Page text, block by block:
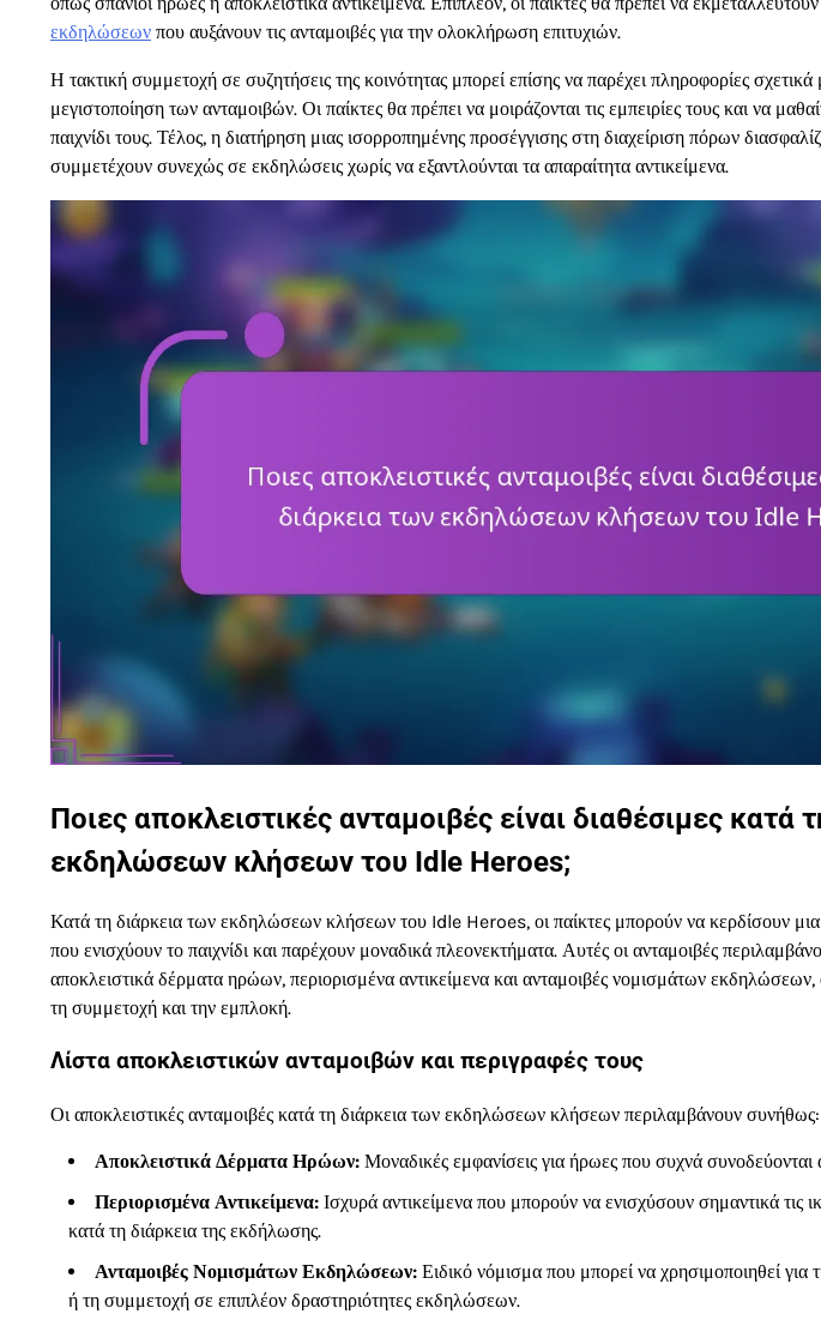
εκδηλώσεων που αυξάνουν τις ανταμοιβές για την ολοκλήρωση επιτυχιών.
Η τακτική συμμετοχή σε συζητήσεις της κοινότητας μπορεί επίσης να παρέχει πληροφορίες σχετικά
μεγιστοποίηση των ανταμοιβών. Οι παίκτες θα πρέπει να μοιράζονται τις εμπειρίες τους και να
παιχνίδι τους. Τέλος, η διατήρηση μιας ισορροπημένης προσέγγισης στη διαχείριση πόρων
συμμετέχουν συνεχώς σε εκδηλώσεις χωρίς να εξαντλούνται τα απαραίτητα αντικείμενα.
Ποιες αποκλειστικές ανταμοιβές είναι διαθέσιμες κατά
εκδηλώσεων κλήσεων του Idle Heroes;
Κατά τη διάρκεια των εκδηλώσεων κλήσεων του Idle Heroes, οι παίκτες μπορούν να κερδίσουν μια
που ενισχύουν το παιχνίδι και παρέχουν μοναδικά πλεονεκτήματα. Αυτές οι ανταμοιβές
αποκλειστικά δέρματα ηρώων, περιορισμένα αντικείμενα και ανταμοιβές νομισμάτων
τη συμμετοχή και την εμπλοκή.
Λίστα αποκλειστικών ανταμοιβών και περιγραφές τους
Οι αποκλειστικές ανταμοιβές κατά τη διάρκεια των εκδηλώσεων κλήσεων περιλαμβάνουν συνήθως:
Αποκλειστικά Δέρματα Ηρώων: Μοναδικές εμφανίσεις για ήρωες που συχνά συνοδεύονται
Περιορισμένα Αντικείμενα: Ισχυρά αντικείμενα που μπορούν να ενισχύσουν σημαντικά τις
κατά τη διάρκεια της εκδήλωσης.
Ανταμοιβές Νομισμάτων Εκδηλώσεων: Ειδικό νόμισμα που μπορεί να χρησιμοποιηθεί για
ή τη συμμετοχή σε επιπλέον δραστηριότητες εκδηλώσεων.